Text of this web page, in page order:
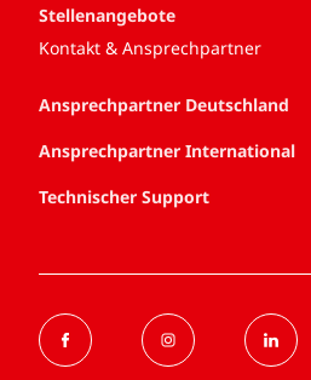
Stellenangebote
Kontakt & Ansprechpartner
Ansprechpartner Deutschland
Ansprechpartner International
Technischer Support